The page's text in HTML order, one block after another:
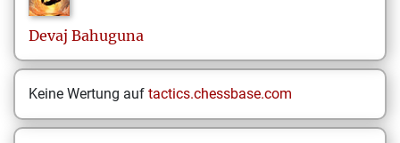
Devaj Bahuguna
Keine Wertung auf tactics.chessbase.com